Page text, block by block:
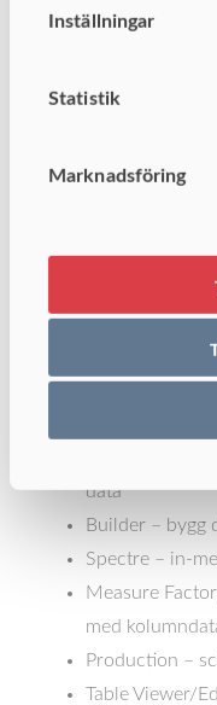
Inställningar
Statistik
Marknadsföring
Bygga och
andra
Schemalägga
tillgången till
Vad ingår i
data
Builder – bygg
Spectre – in-
Measure
med
Production –
Table Viewer/